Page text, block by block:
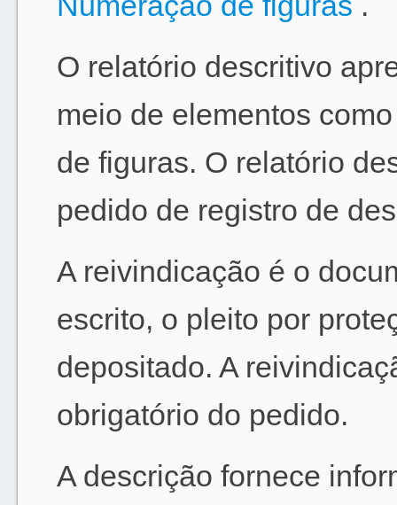
O relatório descritivo
meio de elementos
de figuras. O relatório
pedido de registro de
A reivindicação é o
escrito, o pleito por
depositado. A
obrigatório do pedido.
A descrição fornece